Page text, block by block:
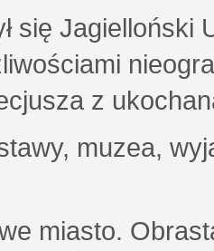
się Jagielloński
z
muzea,
miasto.